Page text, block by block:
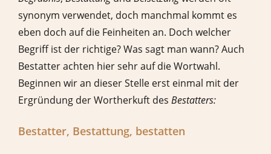
synonym verwendet, doch manchmal kommt es
eben doch auf die Feinheiten an. Doch welcher
Begriff ist der richtige? Was sagt man wann? Auch
Bestatter achten hier sehr auf die Wortwahl.
Beginnen wir an dieser Stelle erst einmal mit der
Ergründung der Wortherkuft des Bestatters:
Bestatter, Bestattung, bestatten